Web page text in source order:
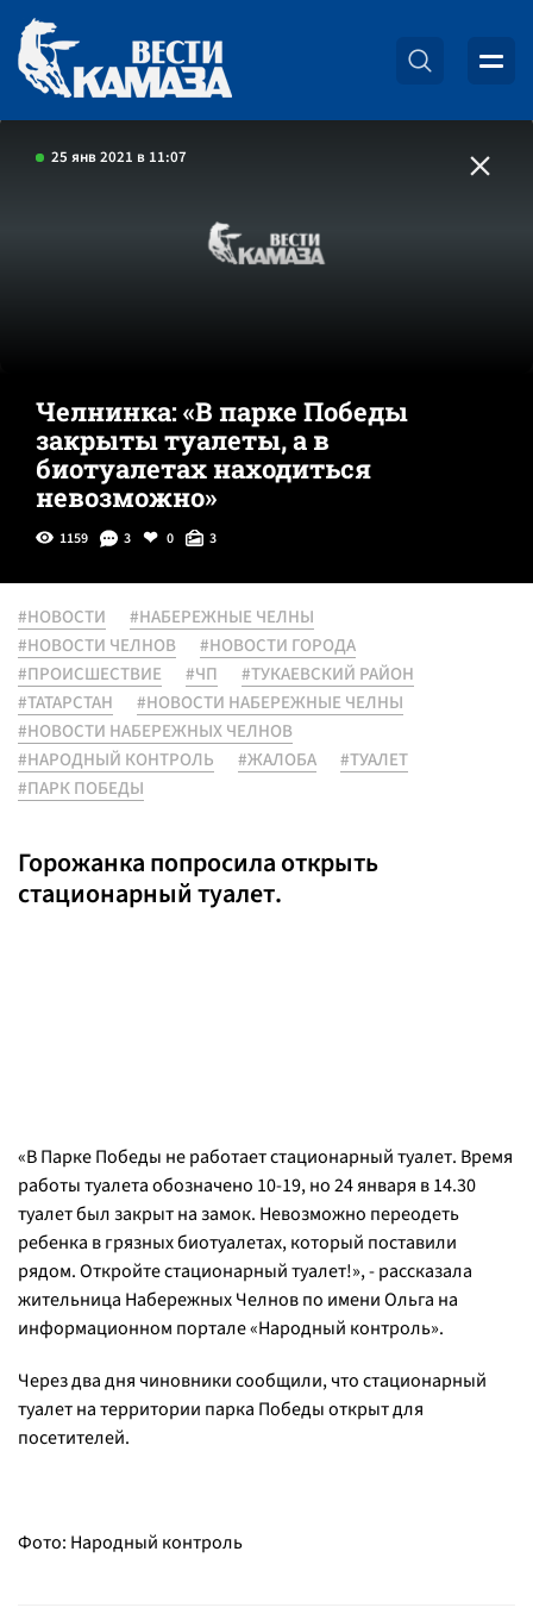
25 янв 2021 в 11:07
Челнинка: «В парке Победы
закрыты туалеты, а в
биотуалетах находиться
невозможно»
1159 3 0 3
#НОВОСТИ
#НАБЕРЕЖНЫЕ ЧЕЛНЫ
#НОВОСТИ ЧЕЛНОВ
#НОВОСТИ ГОРОДА
#ПРОИСШЕСТВИЕ
#ЧП
#ТУКАЕВСКИЙ РАЙОН
#ТАТАРСТАН
#НОВОСТИ НАБЕРЕЖНЫЕ ЧЕЛНЫ
#НОВОСТИ НАБЕРЕЖНЫХ ЧЕЛНОВ
#НАРОДНЫЙ КОНТРОЛЬ
#ЖАЛОБА
#ТУАЛЕТ
#ПАРК ПОБЕДЫ
Горожанка попросила открыть
стационарный туалет.
«В Парке Победы не работает стационарный туалет. Время
работы туалета обозначено 10-19, но 24 января в 14.30
туалет был закрыт на замок. Невозможно переодеть
ребенка в грязных биотуалетах, который поставили
рядом. Откройте стационарный туалет!», - рассказала
жительница Набережных Челнов по имени Ольга на
информационном портале «Народный контроль».
Через два дня чиновники сообщили, что стационарный
туалет на территории парка Победы открыт для
посетителей.
Фото: Народный контроль